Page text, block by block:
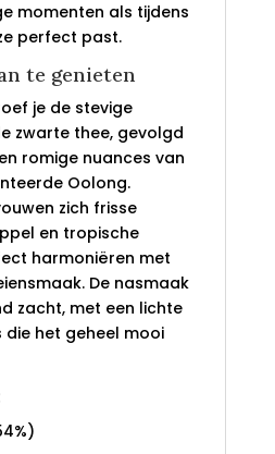
momenten als tijdens
perfect past.
te genieten
je de stevige
zwarte thee, gevolgd
romige nuances van
Oolong.
zich frisse
en tropische
harmoniëren met
De nasmaak
zacht, met een lichte
die het geheel mooi